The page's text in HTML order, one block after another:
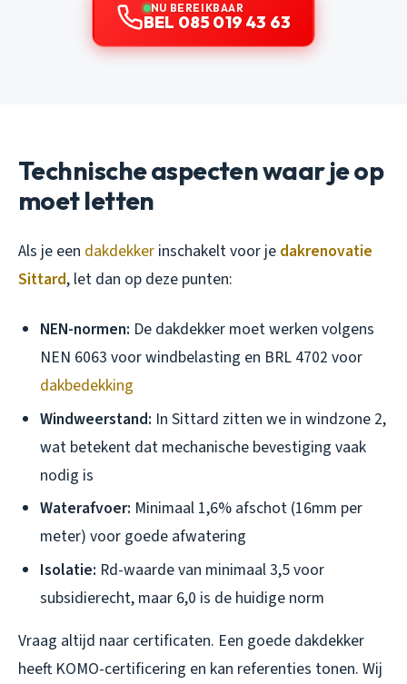
NU BEREIKBAAR
BEL 085 019 43 63
Technische aspecten waar je op
moet letten
Als je een dakdekker inschakelt voor je dakrenovatie
Sittard, let dan op deze punten:
NEN-normen: De dakdekker moet werken volgens
NEN 6063 voor windbelasting en BRL 4702 voor
dakbedekking
Windweerstand: In Sittard zitten we in windzone 2,
wat betekent dat mechanische bevestiging vaak
nodig is
Waterafvoer: Minimaal 1,6% afschot (16mm per
meter) voor goede afwatering
Isolatie: Rd-waarde van minimaal 3,5 voor
subsidierecht, maar 6,0 is de huidige norm
Vraag altijd naar certificaten. Een goede dakdekker
heeft KOMO-certificering en kan referenties tonen. Wij